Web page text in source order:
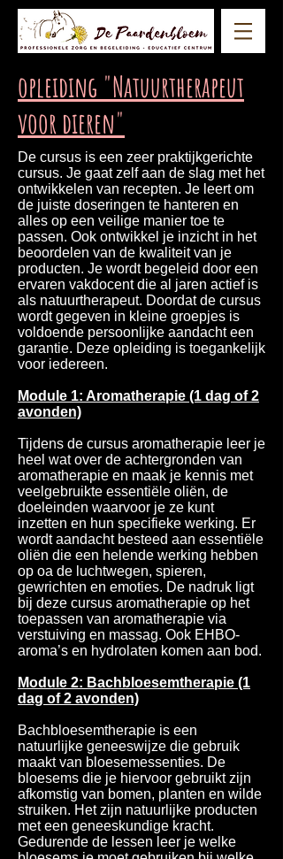
opleiding "Natuurtherapeut
voor dieren"
De cursus is een zeer praktijkgerichte
cursus. Je gaat zelf aan de slag met het
ontwikkelen van recepten. Je leert om
de juiste doseringen te hanteren en
alles op een veilige manier toe te
passen. Ook ontwikkel je inzicht in het
beoordelen van de kwaliteit van je
producten. Je wordt begeleid door een
ervaren vakdocent die al jaren actief is
als natuurtherapeut. Doordat de cursus
wordt gegeven in kleine groepjes is
voldoende persoonlijke aandacht een
garantie. Deze opleiding is toegankelijk
voor iedereen.
Module 1: Aromatherapie (1 dag of 2
avonden)
Tijdens de cursus aromatherapie leer je
heel wat over de achtergronden van
aromatherapie en maak je kennis met
veelgebruikte essentiële oliën, de
doeleinden waarvoor je ze kunt
inzetten en hun specifieke werking. Er
wordt aandacht besteed aan essentiële
oliën die een helende werking hebben
op oa de luchtwegen, spieren,
gewrichten en emoties. De nadruk ligt
bij deze cursus aromatherapie op het
toepassen van aromatherapie via
verstuiving en massag. Ook EHBO-
aroma’s en hydrolaten komen aan bod.
Module 2: Bachbloesemtherapie (1
dag of 2 avonden)
Bachbloesemtherapie is een
natuurlijke geneeswijze die gebruik
maakt van bloesemessenties. De
bloesems die je hiervoor gebruikt zijn
afkomstig van bomen, planten en wilde
struiken. Het zijn natuurlijke producten
met een geneeskundige kracht.
Gedurende de lessen leer je welke